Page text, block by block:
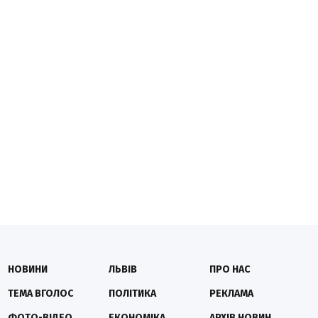
НОВИНИ
ТЕМА ВГОЛОС
ЛЬВІВ
ПОЛІТИКА
ПРО НАС
РЕКЛАМА